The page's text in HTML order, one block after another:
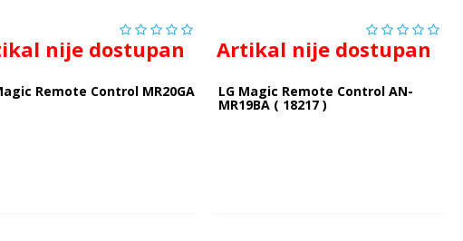
nije dostupan
Remote Control MR20GA
Artikal nije dostupan
LG Magic Remote Control AN-
MR19BA ( 18217 )